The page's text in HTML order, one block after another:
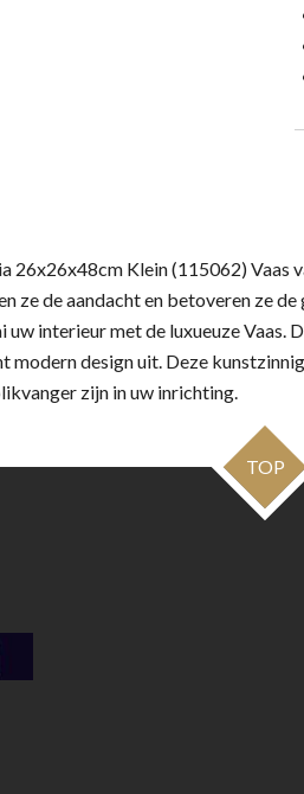
26x26x48cm Klein (115062)
ze de aandacht en betoveren ze
interieur met de luxueuze
design uit. Deze
zijn in uw inrichting.
TOP